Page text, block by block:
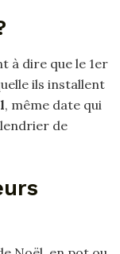
à dire que le 1er
ils installent
, même date qui
de